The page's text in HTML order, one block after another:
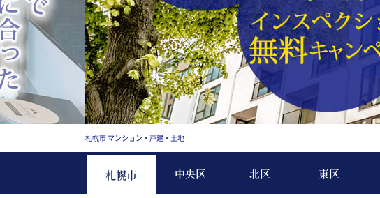
札幌市 マンション・戸建・土地
札幌市 中央区 北区 東区